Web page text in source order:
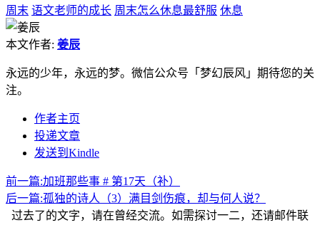
周末 语文老师的成长 周末怎么休息最舒服 休息
本文作者: 姜辰
永远的少年，永远的梦。微信公众号「梦幻辰风」期待您的关
注。
作者主页
投递文章
发送到Kindle
前一篇:加班那些事 # 第17天（补）
后一篇:孤独的诗人（3）满目剑伤痕，却与何人说？
过去了的文字，请在曾经交流。如需探讨一二，还请邮件联